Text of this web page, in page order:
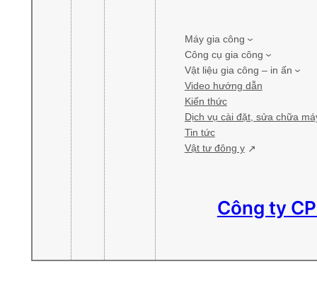
Máy gia công
Công cụ gia công
Vật liệu gia công – in ấn
Video hướng dẫn
Kiến thức
Dịch vụ cài đặt, sửa chữa
Tin tức
Vật tư đông y
Công ty